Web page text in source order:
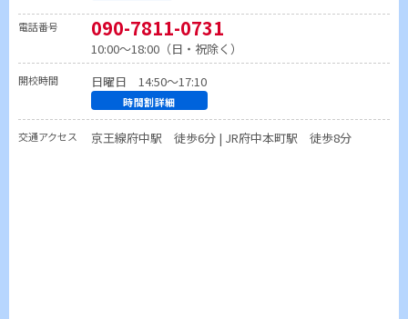
電話番号 090-7811-0731
10:00～18:00（日・祝除く）
開校時間 日曜日 14:50～17:10
時間割詳細
交通アクセス 京王線府中駅 徒歩6分 | JR府中本町駅 徒歩8分